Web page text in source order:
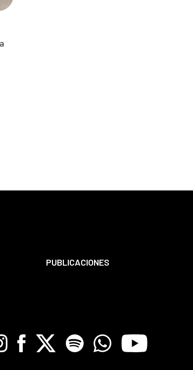
PUBLICACIONES
Facebook
X Spotify WhatsappYoutube